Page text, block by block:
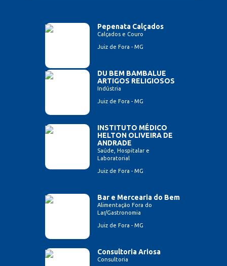
Pepenata Calçados
Calçados e Couro
Juiz de Fora - MG
DU BEM BAMBALUE
ARTIGOS RELIGIOSOS
Indústria
Juiz de Fora - MG
INSTITUTO MÉDICO
HELTON OLIVEIRA DE
ANDRADE
Saúde, Hospitalar e
Laboratorial
Juiz de Fora - MG
Bar e Mercearia do Bem
Alimentação Fora do
Lar/Gastronomia
Juiz de Fora - MG
Consultoria Ariosa
Consultoria